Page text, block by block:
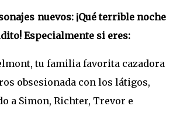
nuevos: ¡Qué terrible noche
Especialmente si eres:
tu familia favorita cazadora
obsesionada con los látigos,
a Simon, Richter, Trevor e